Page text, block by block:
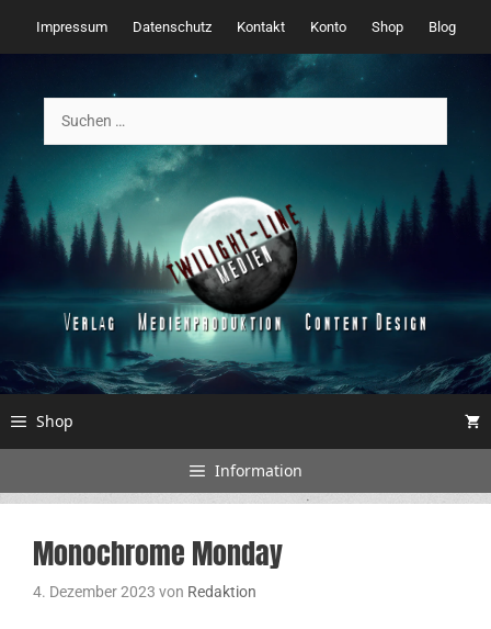
Inhalt
springen
Impressum Datenschutz Kontakt Konto Shop Blog
nach:
Shop
Information
Monochrome Monday
4. Dezember 2023 von Redaktion